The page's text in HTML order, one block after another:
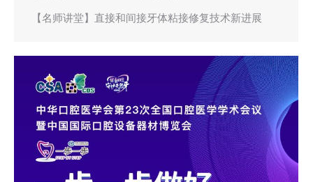
【名师讲堂】直接和间接牙体粘接修复技术新进展